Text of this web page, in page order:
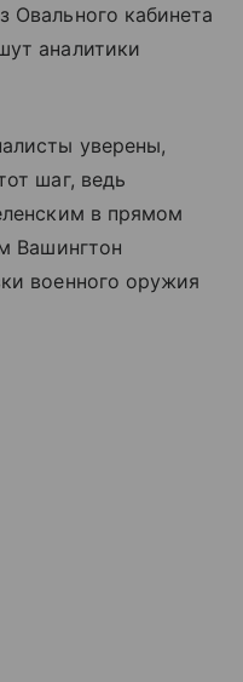
Овального кабинета
аналитики
уверены,
шаг, ведь
в прямом
Вашингтон
военного оружия